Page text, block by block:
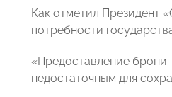
Как отметил Президент
потребности
«Предоставление брони
недостаточным для